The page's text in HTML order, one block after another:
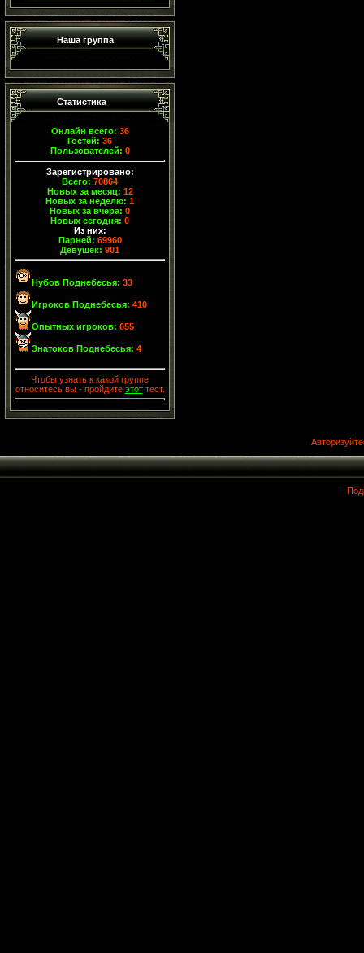
Наша группа
Статистика
Онлайн всего: 36
Гостей: 36
Пользователей: 0
Зарегистрировано:
Всего: 70864
Новых за месяц: 12
Новых за неделю: 1
Новых за вчера: 0
Новых сегодня: 0
Из них:
Парней: 69960
Девушек: 901
Нубов Поднебесья: 33
Игроков Поднебесья: 410
Опытных игроков: 655
Знатоков Поднебесья: 4
Чтобы узнать к какой группе
относитесь вы - пройдите этоттест.